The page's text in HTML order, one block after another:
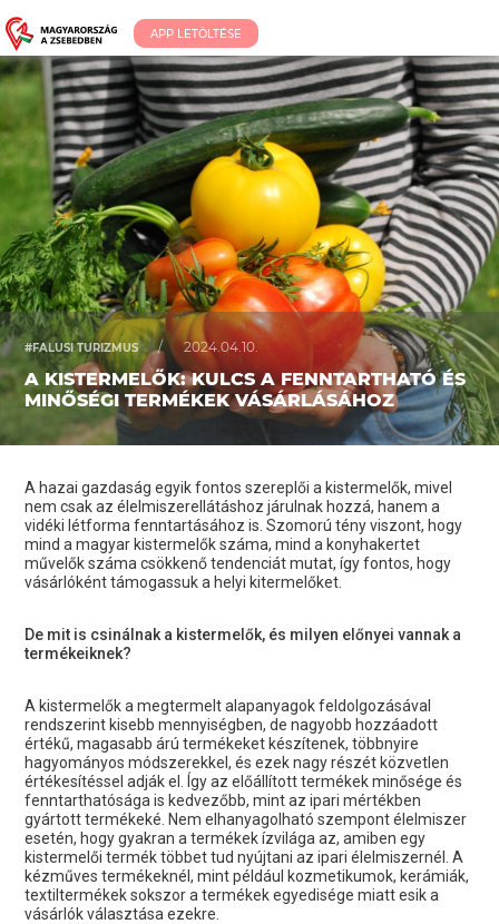
APP LETÖLTÉSE
#FALUSI TURIZMUS / 2024.04.10.
A KISTERMELŐK: KULCS A FENNTARTHATÓ ÉS
MINŐSÉGI TERMÉKEK VÁSÁRLÁSÁHOZ
A hazai gazdaság egyik fontos szereplői a kistermelők, mivel
nem csak az élelmiszerellátáshoz járulnak hozzá, hanem a
vidéki létforma fenntartásához is. Szomorú tény viszont, hogy
mind a magyar kistermelők száma, mind a konyhakertet
művelők száma csökkenő tendenciát mutat, így fontos, hogy
vásárlóként támogassuk a helyi kitermelőket.
De mit is csinálnak a kistermelők, és milyen előnyei vannak a
termékeiknek?
A kistermelők a megtermelt alapanyagok feldolgozásával
rendszerint kisebb mennyiségben, de nagyobb hozzáadott
értékű, magasabb árú termékeket készítenek, többnyire
hagyományos módszerekkel, és ezek nagy részét közvetlen
értékesítéssel adják el. Így az előállított termékek minősége és
fenntarthatósága is kedvezőbb, mint az ipari mértékben
gyártott termékeké. Nem elhanyagolható szempont élelmiszer
esetén, hogy gyakran a termékek ízvilága az, amiben egy
kistermelői termék többet tud nyújtani az ipari élelmiszernél. A
kézműves termékeknél, mint például kozmetikumok, kerámiák,
textiltermékek sokszor a termékek egyedisége miatt esik a
vásárlók választása ezekre.